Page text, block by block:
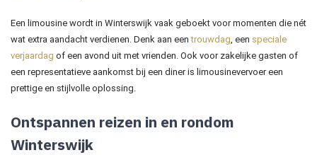
Een limousine wordt in Winterswijk vaak geboekt voor momenten die nét
wat extra aandacht verdienen. Denk aan eentrouwdag, een speciale
verjaardag of een avond uit met vrienden. Ook voor zakelijke gasten of
een representatieve aankomst bij een diner is limousinevervoer een
prettige en stijlvolle oplossing.
Ontspannen reizen in en rondom
Winterswijk